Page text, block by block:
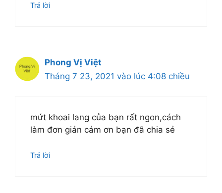
Trả lời
Phong Vị Việt
Tháng 7 23, 2021 vào lúc 4:08 chiều
mứt khoai lang của bạn rất ngon,cách
làm đơn giản cảm ơn bạn đã chia sẻ
Trả lời